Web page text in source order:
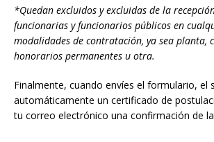
*Quedan excluidos y excluidas de la
funcionarias y funcionarios públicos en
modalidades de contratación, ya sea planta,
honorarios permanentes u otra.
Finalmente, cuando envíes el formulario, el
automáticamente un certificado de
tu correo electrónico una confirmación de